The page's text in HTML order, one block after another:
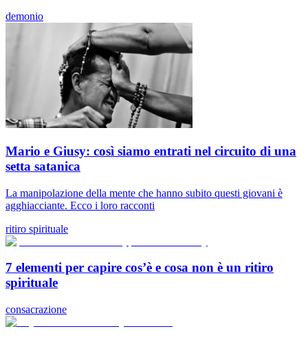
demonio
Mario e Giusy: così siamo entrati nel circuito di una
setta satanica
La manipolazione della mente che hanno subito questi giovani è
agghiacciante. Ecco i loro racconti
ritiro spirituale
7 elementi per capire cos’è e cosa non è un ritiro
spirituale
consacrazione